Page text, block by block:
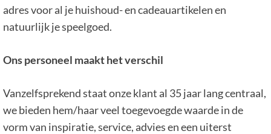
adres voor al je huishoud- en cadeauartikelen en
natuurlijk je speelgoed.
Ons personeel maakt het verschil
Vanzelfsprekend staat onze klant al 35 jaar lang centraal,
we bieden hem/haar veel toegevoegde waarde in de
vorm van inspiratie, service, advies en een uiterst